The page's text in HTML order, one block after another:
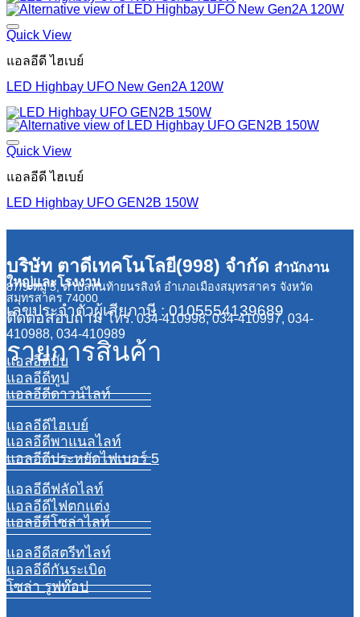
Quick View
แอลอีดี ไฮเบย์
LED Highbay UFO New Gen2A 120W
Quick View
แอลอีดี ไฮเบย์
LED Highbay UFO GEN2B 150W
บริษัท ตาดีเทคโนโลยี(998) จำกัด สำนักงาน
ใหญ่และโรงงาน
87/9 หมู่ 5, ตำบลพันท้ายนรสิงห์ อำเภอเมืองสมุทรสาคร จังหวัด
สมุทรสาคร 74000
เลขประจำตัวผู้เสียภาษี : 0105554139689
ติดต่อสอบถามโทร. 034-410998, 034-410997, 034-
410988, 034-410989
รายการสินค้า
แอลอีดีบับ
แอลอีดีทูป
แอลอีดีดาวน์ไลท์
แอลอีดีไฮเบย์
แอลอีดีพาแนลไลท์
แอลอีดีประหยัดไฟเบอร์ 5
แอลอีดีฟลัดไลท์
แอลอีดีไฟตกแต่ง
แอลอีดีโซล่าไลท์
แอลอีดีสตรีทไลท์
แอลอีดีกันระเบิด
โซล่า รูฟท๊อป